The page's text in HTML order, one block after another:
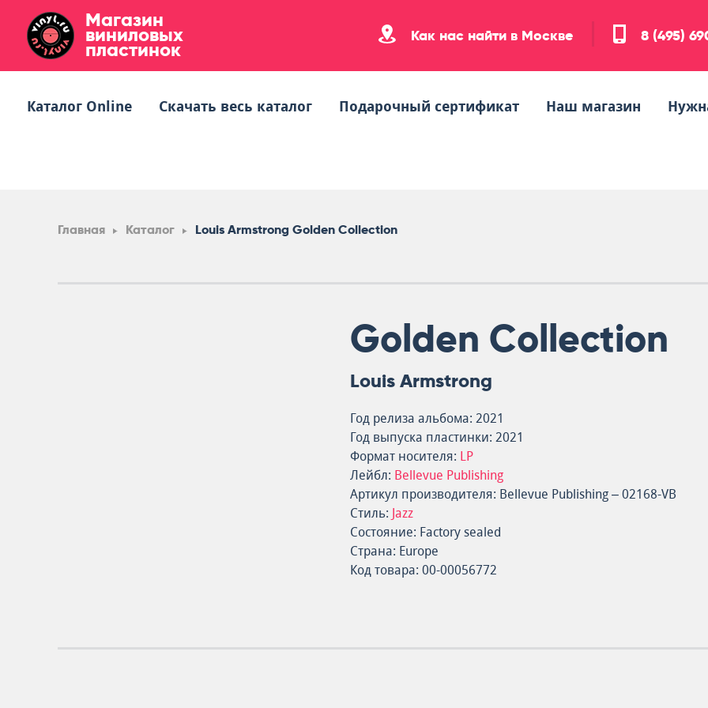
Магазин
виниловых
пластинок
Как нас найти в Москве 8 (495)
Каталог Online Скачать весь каталог Подарочный сертификат Наш магазин
Главная Каталог Louis Armstrong Golden Collection
Golden Collection
Louis Armstrong
Год релиза альбома: 2021
Год выпуска пластинки: 2021
Формат носителя: LP
Лейбл: Bellevue Publishing
Артикул производителя: Bellevue Publishing – 02168-VB
Стиль: Jazz
Состояние: Factory sealed
Страна: Europe
Код товара: 00-00056772